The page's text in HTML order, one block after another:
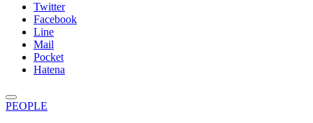
Twitter
Facebook
Line
Mail
Pocket
Hatena
PEOPLE